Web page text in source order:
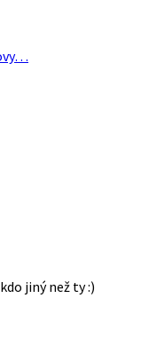
jiný než ty :)